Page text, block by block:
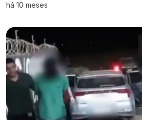
há 10 meses